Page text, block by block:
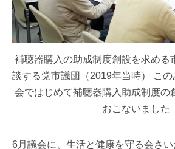
補聴器購入の助成制度創設を求める
談する党市議団（2019年当時） こ
会ではじめて補聴器購入助成制度の
おこないました
6月議会に、生活と健康を守る会さ